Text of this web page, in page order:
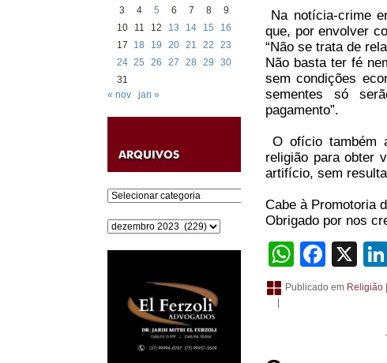
3
4 5 6 7 8
9
10
11 12 13 14 15
16
17
18 19 20 21 22
23
24 25 26 27 28 29
30
31
« nov
jan »
Categorias
Arquivos
Na notícia-crime
que, por envolver
“Não se trata de
Não basta ter fé
sem condições
sementes só
pagamento”.
O ofício também
religião para obter
artifício, sem
Cabe à Promotoria
Obrigado por nos
X
Publicado em Religião |
|